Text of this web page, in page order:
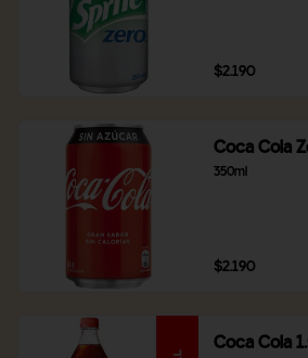
$2.190
Coca Cola
350ml
$2.190
Coca Cola